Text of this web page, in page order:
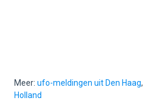
Meer: ufo-meldingen uit Den Haag,
Holland